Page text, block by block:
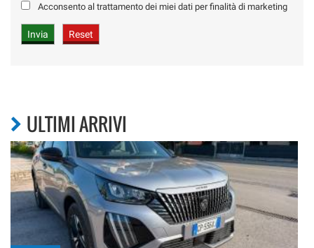
Acconsento al trattamento dei miei dati per finalità di marketing
ULTIMI ARRIVI